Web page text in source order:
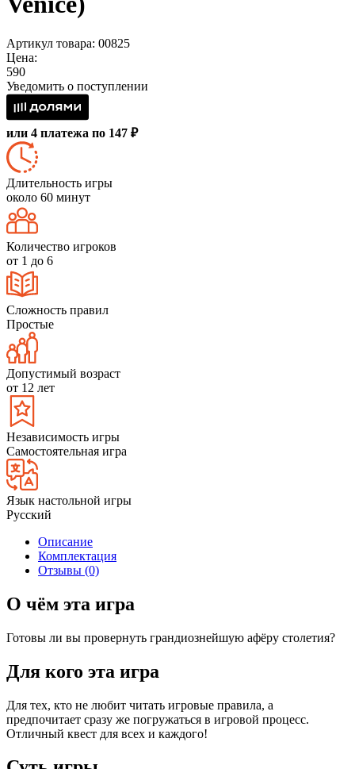
Артикул товара: 00825
Цена:
590
Уведомить о поступлении
или 4 платежа по 147 ₽
Длительность игры
около 60 минут
Количество игроков
от 1 до 6
Сложность правил
Простые
Допустимый возраст
от 12 лет
Независимость игры
Самостоятельная игра
Язык настольной игры
Русский
Описание
Комплектация
Отзывы (0)
О чём эта игра
Готовы ли вы провернуть грандиознейшую афёру столетия?
Для кого эта игра
Для тех, кто не любит читать игровые правила, а
предпочитает сразу же погружаться в игровой процесс.
Отличный квест для всех и каждого!